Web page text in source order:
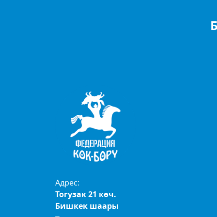
Адрес:
Тогузак 21 көч.
Бишкек шаары